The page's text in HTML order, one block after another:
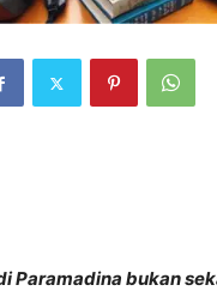
Paramadina bukan